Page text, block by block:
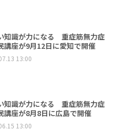
知識が力になる 重症筋無力症
講座が9月12日に愛知で開催
13:00
知識が力になる 重症筋無力症
講座が8月8日に広島で開催
13:00